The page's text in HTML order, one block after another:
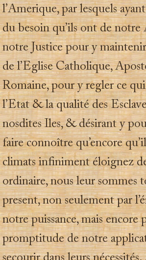
l’Amerique, par lesquels
du besoin qu’ils ont de
notre Justice pour y
de l’Eglise Catholique,
Romaine, pour y regler ce
l’Etat & la qualité des
nosdites Iles, & désirant y
faire connoître qu’encore
climats infiniment éloignez
ordinaire, nous leur sommes
present, non seulement par
notre puissance, mais encore
promptitude de notre